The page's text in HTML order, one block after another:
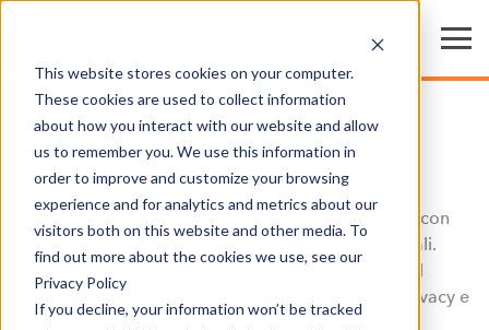
This website stores cookies on your computer.
These cookies are used to collect information
about how you interact with our website and allow
us to remember you. We use this information in
order to improve and customize your browsing
experience and for analytics and metrics about our
visitors both on this website and other media. To
find out more about the cookies we use, see our
Privacy Policy
If you decline, your information won’t be tracked
Protezione dei dati personali
Axess AG in quanto gestore di questo sito affronta con
grande serietà la protezione dei vostri dati personali.
Trattiamo con riservatezza i vostri dati personali nel
rispetto delle disposizioni di legge in materia di privacy e
della presente informativa.